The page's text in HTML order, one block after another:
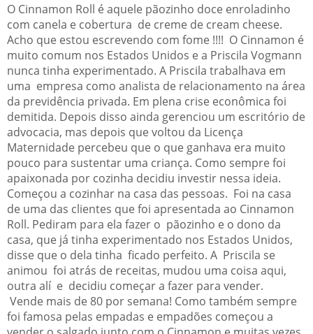
O Cinnamon Roll é aquele pãozinho doce enroladinho
com canela e cobertura de creme de cream cheese.
Acho que estou escrevendo com fome !!!! O Cinnamon é
muito comum nos Estados Unidos e a Priscila Vogmann
nunca tinha experimentado. A Priscila trabalhava em
uma empresa como analista de relacionamento na área
da previdência privada. Em plena crise econômica foi
demitida. Depois disso ainda gerenciou um escritório de
advocacia, mas depois que voltou da Licença
Maternidade percebeu que o que ganhava era muito
pouco para sustentar uma criança. Como sempre foi
apaixonada por cozinha decidiu investir nessa ideia.
Começou a cozinhar na casa das pessoas. Foi na casa
de uma das clientes que foi apresentada ao Cinnamon
Roll. Pediram para ela fazer o pãozinho e o dono da
casa, que já tinha experimentado nos Estados Unidos,
disse que o dela tinha ficado perfeito. A Priscila se
animou foi atrás de receitas, mudou uma coisa aqui,
outra alí e decidiu começar a fazer para vender.
Vende mais de 80 por semana! Como também sempre
foi famosa pelas empadas e empadões começou a